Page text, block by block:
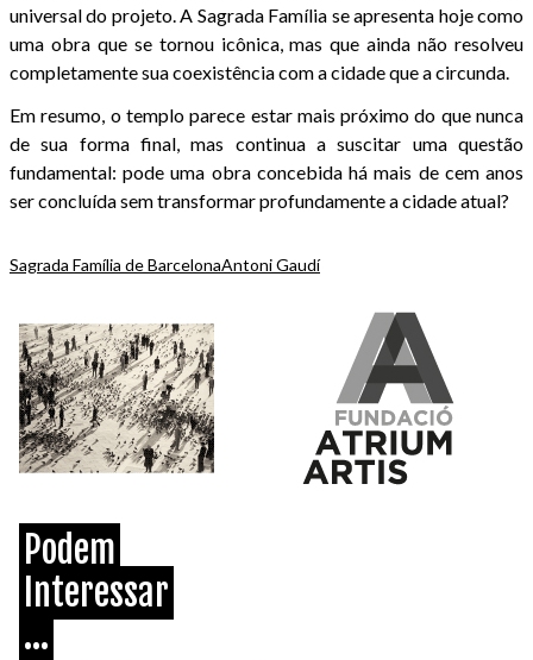
universal do projeto. A Sagrada Família se apresenta hoje como
uma obra que se tornou icônica, mas que ainda não resolveu
completamente sua coexistência com a cidade que a circunda.
Em resumo, o templo parece estar mais próximo do que nunca
de sua forma final, mas continua a suscitar uma questão
fundamental: pode uma obra concebida há mais de cem anos
ser concluída sem transformar profundamente a cidade atual?
Sagrada Família de BarcelonaAntoni Gaudí
Podem
Interessar
...